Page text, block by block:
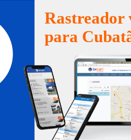
Rastreador
para